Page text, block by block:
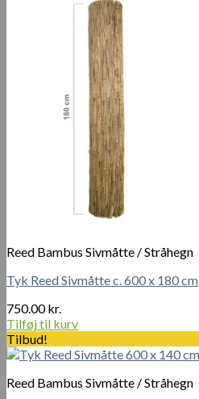
Reed Bambus Sivmåtte / Stråhegn
Tyk Reed Sivmåtte c. 600 x 180 cm
750.00kr.
Tilføj til kurv
Tilbud!
Reed Bambus Sivmåtte / Stråhegn